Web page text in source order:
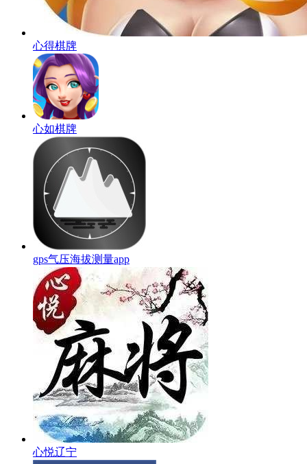
心得棋牌
心如棋牌
gps气压海拔测量app
心悦辽宁